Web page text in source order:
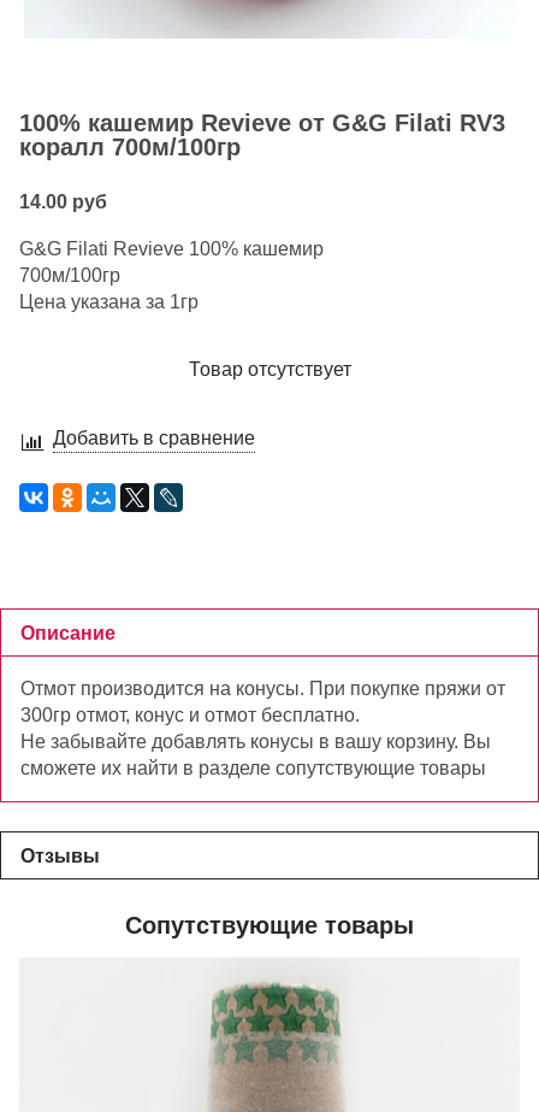
100% кашемир Revieve от G&G Filati RV3
коралл 700м/100гр
14.00 руб
G&G Filati Revieve 100% кашемир
700м/100гр
Цена указана за 1гр
Товар отсутствует
Добавить в сравнение
Описание
Отмот производится на конусы. При покупке пряжи от
300гр отмот, конус и отмот бесплатно.
Не забывайте добавлять конусы в вашу корзину. Вы
сможете их найти в разделе сопутствующие товары
Отзывы
Сопутствующие товары